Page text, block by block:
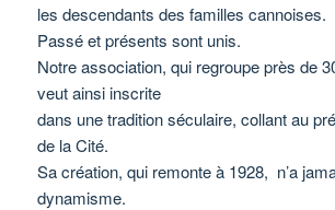
les descendants des familles cannoises.
Passé et présents sont unis.
Notre association, qui regroupe près de
veut ainsi inscrite
dans une tradition séculaire, collant au
de la Cité.
Sa création, qui remonte à 1928, n’a
dynamisme.